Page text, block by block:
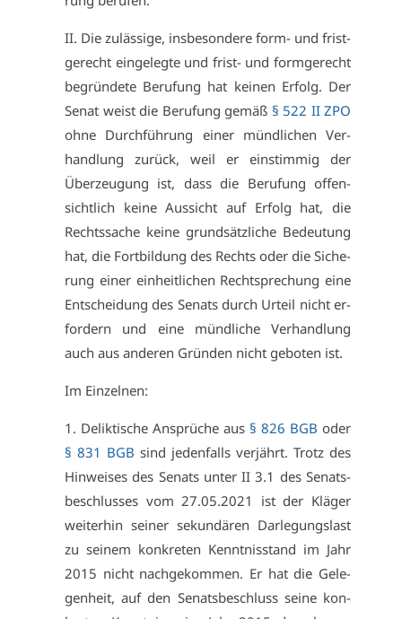
II. Die zu­läs­si­ge, ins­be­son­de­re form- und frist­
ge­recht ein­ge­leg­te und frist- und form­ge­recht
be­grün­de­te Be­ru­fung hat kei­nen Er­folg. Der
Se­nat weist die Be­ru­fung ge­mäß § 522 II ZPO
oh­ne Durch­füh­rung ei­ner münd­li­chen Ver­
hand­lung zu­rück, weil er ein­stim­mig der
Über­zeu­gung ist, dass die Be­ru­fung of­fen­
sicht­lich kei­ne Aus­sicht auf Er­folg hat, die
Rechts­sa­che kei­ne grund­sätz­li­che Be­deu­tung
hat, die Fort­bil­dung des Rechts oder die Si­che­
rung ei­ner ein­heit­li­chen Recht­spre­chung ei­ne
Ent­schei­dung des Se­nats durch Ur­teil nicht er­
for­dern und ei­ne münd­li­che Ver­hand­lung
auch aus an­de­ren Grün­den nicht ge­bo­ten ist.
Im Ein­zel­nen:
1. De­lik­ti­sche An­sprü­che aus § 826 BGB oder
§ 831 BGB sind je­den­falls ver­jährt. Trotz des
Hin­wei­ses des Se­nats un­ter II 3.1 des Se­nats­
be­schlus­ses vom 27.05.2021 ist der Klä­ger
wei­ter­hin sei­ner se­kun­dä­ren Dar­le­gungs­last
zu sei­nem kon­kre­ten Kennt­nis­stand im Jahr
2015 nicht nach­ge­kom­men. Er hat die Ge­le­
gen­heit, auf den Se­nats­be­schluss sei­ne kon­